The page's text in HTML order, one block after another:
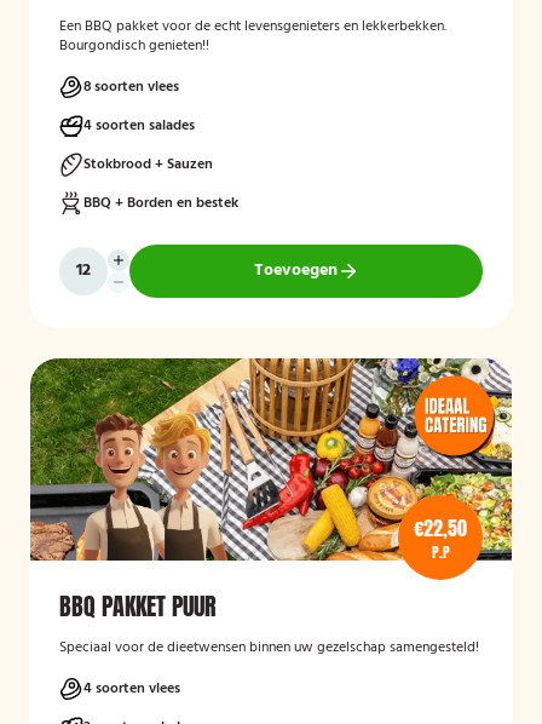
Een BBQ pakket voor de echt levensgenieters en lekkerbekken.
Bourgondisch genieten!!
8 soorten vlees
4 soorten salades
Stokbrood + Sauzen
BBQ + Borden en bestek
Toevoegen
€22,50
P.P
BBQ PAKKET PUUR
Speciaal voor de dieetwensen binnen uw gezelschap samengesteld!
4 soorten vlees